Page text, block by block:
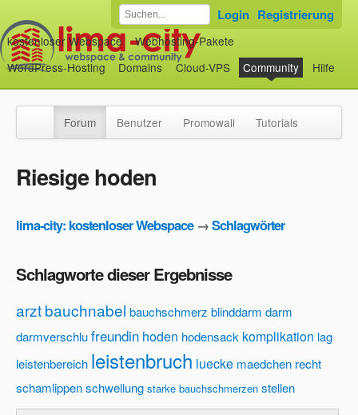
kostenloser Webspace
Webhosting-Pakete
WordPress-Hosting
Domains Cloud-VPS Community Hilfe
Login Registrierung
Forum Benutzer Promowall Tutorials
Riesige hoden
lima-city: kostenloser Webspace→Schlagwörter
Schlagworte dieser Ergebnisse
arztbauchnabel bauchschmerz blinddarm darm
darmverschlufreundin hoden hodensack komplikation lag
leistenbereich leistenbruch luecke maedchen recht
schamlippenschwellung starke bauchschmerzen stellen